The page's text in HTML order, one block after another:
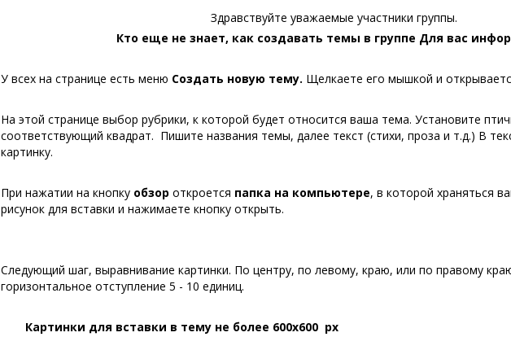
Здравствуйте уважаемые участники группы.
Кто еще не знает, как создавать темы в группе Для вас
У всех на странице есть меню Создать новую тему. Щелкаете его мышкой и
На этой странице выбор рубрики, к которой будет относится ваша тема. Установите
соответствующий квадрат. Пишите названия темы, далее текст (стихи, проза и т.д.) В
картинку.
При нажатии на кнопку обзор откроется папка на компьютере, в которой храняться
рисунок для вставки и нажимаете кнопку открыть.
Следующий шаг, выравнивание картинки. По центру, по левому, краю, или по правому
горизонтальное отступление 5 - 10 единиц.
Картинки для вставки в тему не более 600х600 рх